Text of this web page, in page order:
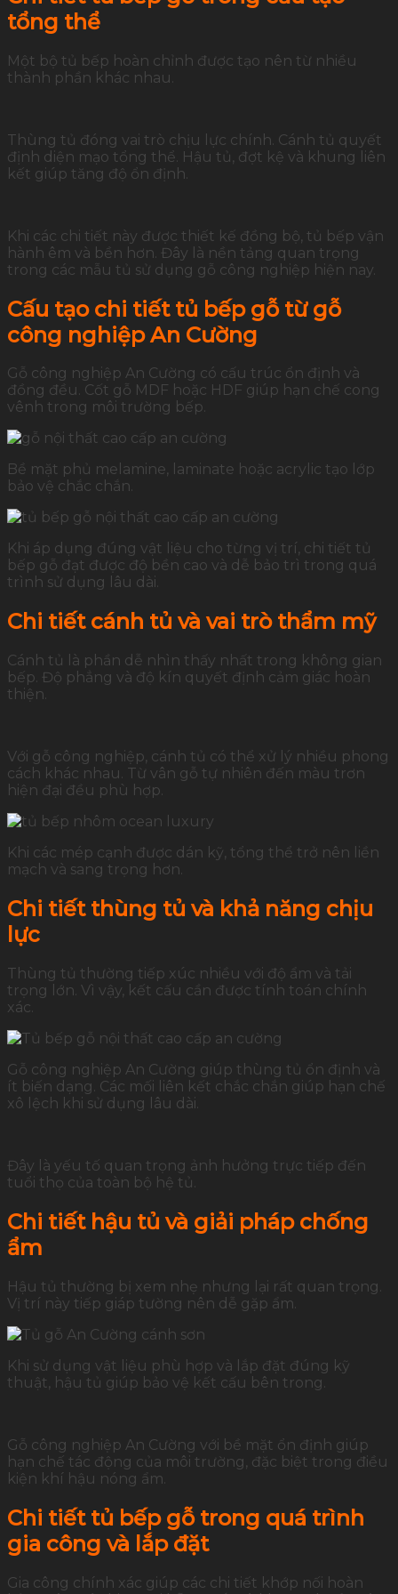
tổng thể
Một bộ tủ bếp hoàn chỉnh được tạo nên từ nhiều
thành phần khác nhau.
Thùng tủ đóng vai trò chịu lực chính. Cánh tủ quyết
định diện mạo tổng thể. Hậu tủ, đợt kệ và khung liên
kết giúp tăng độ ổn định.
Khi các chi tiết này được thiết kế đồng bộ, tủ bếp vận
hành êm và bền hơn. Đây là nền tảng quan trọng
trong các mẫu tủ sử dụng gỗ công nghiệp hiện nay.
Cấu tạo chi tiết tủ bếp gỗ từ gỗ
công nghiệp An Cường
Gỗ công nghiệp An Cường có cấu trúc ổn định và
đồng đều. Cốt gỗ MDF hoặc HDF giúp hạn chế cong
vênh trong môi trường bếp.
Bề mặt phủ melamine, laminate hoặc acrylic tạo lớp
bảo vệ chắc chắn.
Khi áp dụng đúng vật liệu cho từng vị trí, chi tiết tủ
bếp gỗ đạt được độ bền cao và dễ bảo trì trong quá
trình sử dụng lâu dài.
Chi tiết cánh tủ và vai trò thẩm mỹ
Cánh tủ là phần dễ nhìn thấy nhất trong không gian
bếp. Độ phẳng và độ kín quyết định cảm giác hoàn
thiện.
Với gỗ công nghiệp, cánh tủ có thể xử lý nhiều phong
cách khác nhau. Từ vân gỗ tự nhiên đến màu trơn
hiện đại đều phù hợp.
Khi các mép cạnh được dán kỹ, tổng thể trở nên liền
mạch và sang trọng hơn.
Chi tiết thùng tủ và khả năng chịu
lực
Thùng tủ thường tiếp xúc nhiều với độ ẩm và tải
trọng lớn. Vì vậy, kết cấu cần được tính toán chính
xác.
Gỗ công nghiệp An Cường giúp thùng tủ ổn định và
ít biến dạng. Các mối liên kết chắc chắn giúp hạn chế
xô lệch khi sử dụng lâu dài.
Đây là yếu tố quan trọng ảnh hưởng trực tiếp đến
tuổi thọ của toàn bộ hệ tủ.
Chi tiết hậu tủ và giải pháp chống
ẩm
Hậu tủ thường bị xem nhẹ nhưng lại rất quan trọng.
Vị trí này tiếp giáp tường nên dễ gặp ẩm.
Khi sử dụng vật liệu phù hợp và lắp đặt đúng kỹ
thuật, hậu tủ giúp bảo vệ kết cấu bên trong.
Gỗ công nghiệp An Cường với bề mặt ổn định giúp
hạn chế tác động của môi trường, đặc biệt trong điều
kiện khí hậu nóng ẩm.
Chi tiết tủ bếp gỗ trong quá trình
gia công và lắp đặt
Gia công chính xác giúp các chi tiết khớp nối hoàn